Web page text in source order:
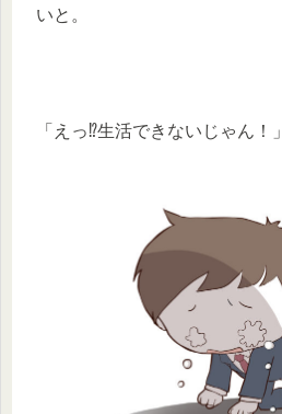
いと。
「えっ⁉生活できないじゃん！」